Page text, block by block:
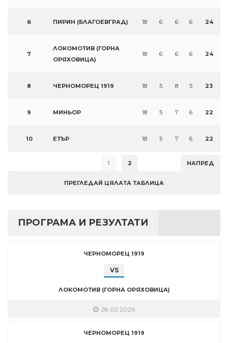
6 ПИРИН (БЛАГОЕВГРАД) 18 6 6 6 24
7
ЛОКОМОТИВ (ГОРНА
ОРЯХОВИЦА)
18 6 6 6 24
8 ЧЕРНОМОРЕЦ 1919 18 5 8 5 23
9 МИНЬОР 18 5 7 6 22
10 ЕТЪР 18 5 7 6 22
1 2 НАПРЕД
ПРЕГЛЕДАЙ ЦЯЛАТА ТАБЛИЦА
ПРОГРАМА И РЕЗУЛТАТИ
ЧЕРНОМОРЕЦ 1919
VS
ЛОКОМОТИВ (ГОРНА ОРЯХОВИЦА)
28.02.2026
ЧЕРНОМОРЕЦ 1919